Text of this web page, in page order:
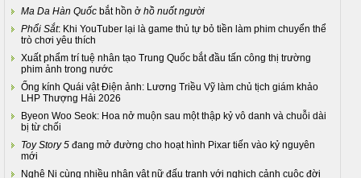
Ma Da Hàn Quốc bắt hồn ở hồ nuốt người
Phổi Sắt: Khi YouTuber lại là game thủ tự bỏ tiền làm phim chuyển thể
trò chơi yêu thích
Xuất phẩm trí tuệ nhân tạo Trung Quốc bắt đầu tấn công thị trường
phim ảnh trong nước
Ống kính Quái vật Điện ảnh: Lương Triều Vỹ làm chủ tịch giám khảo
LHP Thượng Hải 2026
Byeon Woo Seok: Hoa nở muộn sau một thập kỷ vô danh và chuỗi dài
bị từ chối
Toy Story 5 đang mở đường cho hoạt hình Pixar tiến vào kỷ nguyên
mới
Nghê Ni cùng nhiều nhân vật nữ đấu tranh với nghịch cảnh cuộc đời